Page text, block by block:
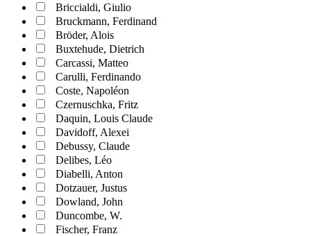
Briccialdi, Giulio
Bruckmann, Ferdinand
Bröder, Alois
Buxtehude, Dietrich
Carcassi, Matteo
Carulli, Ferdinando
Coste, Napoléon
Czernuschka, Fritz
Daquin, Louis Claude
Davidoff, Alexei
Debussy, Claude
Delibes, Léo
Diabelli, Anton
Dotzauer, Justus
Dowland, John
Duncombe, W.
Fischer, Franz